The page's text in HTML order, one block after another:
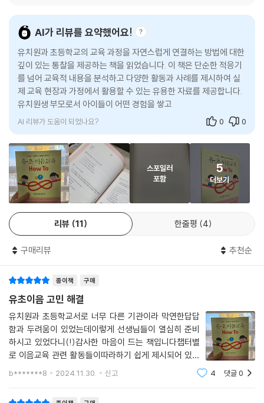
7. 도서관에 간 아이들
8. 초등학교에 대한 소문! 진짜일까? 가짜일까?
9. 도전! 마트 탐험대
6부_유치원-초등학교 1학년 교육과정 잇기
1. 유치원 누리과정 5개 영역 및 내용 범주
2. 초등학교 1학년 과목별 성취 기준 및 내용
참고 자료
일관된 교육을 받고 있다는 확신을 갖게 되어, 교육 체계에 대한 신뢰도가
높아지고 조기 사교육에 대한 인식을 개선해 경제적 부담을 덜 수 있다.
“현재 유아교육과 초등교육 간 연계를 위해 교육부와 시도교육청에서는
다양한 정책과 사업을 운영하고 있습니다. 유·초 연계 이음교육을 통해 놀
이 중심 언어 교육, 초등 1학년 통합 교과 연계 등 초등학교 적응 지원을 강
조하고 있습니다. 또한 교육부는 2022년부터 시작한 유·초 연계 이음교육
시범 사업 이후 해마다 운영 수를 확대하고 있고, 2026년에는 유·초 연계
이음교육 전면 실시라는 계획을 세우고 있습니다. 이렇게 중요한 때에 현
직 유치원과 초등학교 선생님들이 뜻을 모아 유·초 연계 이음교육을 함께
고민하였습니다. 그리고 양쪽 모두에 도움이 되기를 바라며, 유치원과 초
등학교 상호 교육과정을 연계한 다양한 활동과 팁을 담아 책을 펴냈습니
다. 무엇보다 유치원과 초등학교가 서로 교류하기 어려운 상황이 있음을
고려하여 ‘따로’와 ‘또 같이’로 활동을 설계한 것이 눈에 띕니다. 현직 교사
이기에 교육 현장의 제일 큰 고민을 잘 알고 해결책을 제시한 것이지요.
유·초 연계 이음교육이 중요하다는 건 알지만 어떻게 시작해야 할지 몰라
서 고민하는 선생님, 유치원과 초등학교 일대일 매칭이 어려워 이음교육을
포기한 선생님, 유·초 연계 이음교육을 함께하고 싶은 선생님들에게는 반
갑고 고마운 활용서가 되리라 생각됩니다. 현장에서 유·초 이음교육의 방
다. 앞으로도 유치원과 초등학교의 연속적이고 유기적인 교육을 위해 열심
저자들께 당부드립니다.”
- 황영옥 (경상남도교육청 유아특수교육과 장학사)
AI가 리뷰를 요약했어요!
유치원과 초등학교의 교육 과정을 자연스럽게 연결하는 방법에 대한
깊이 있는 통찰을 제공하는 책을 읽었습니다. 이 책은 단순한 적응기
를 넘어 교육적 내용을 분석하고 다양한 활동과 사례를 제시하여 실
제 교육 현장과 가정에서 활용할 수 있는 유용한 자료를 제공합니다.
유치원생 부모로서 아이들이 어떤 경험을 쌓고 있는지에 대한 이해를
높일 수 있었고,
AI 리뷰가 도움이 되었나요? 0 0
스포일러
5
더보기
리뷰 11
종이책
유초이음 고민 해결
유치원과 초등학교서로 너무 다른 기관이라 막연한답답
함과 두려움이 있었는데이렇게 선생님들이 열심히 준비
하시고 있었다니(!)감사한 마음이 드는 책입니다챕터별
로 이음교육 관련 활동들이따라하기 쉽게 제시되어 있어